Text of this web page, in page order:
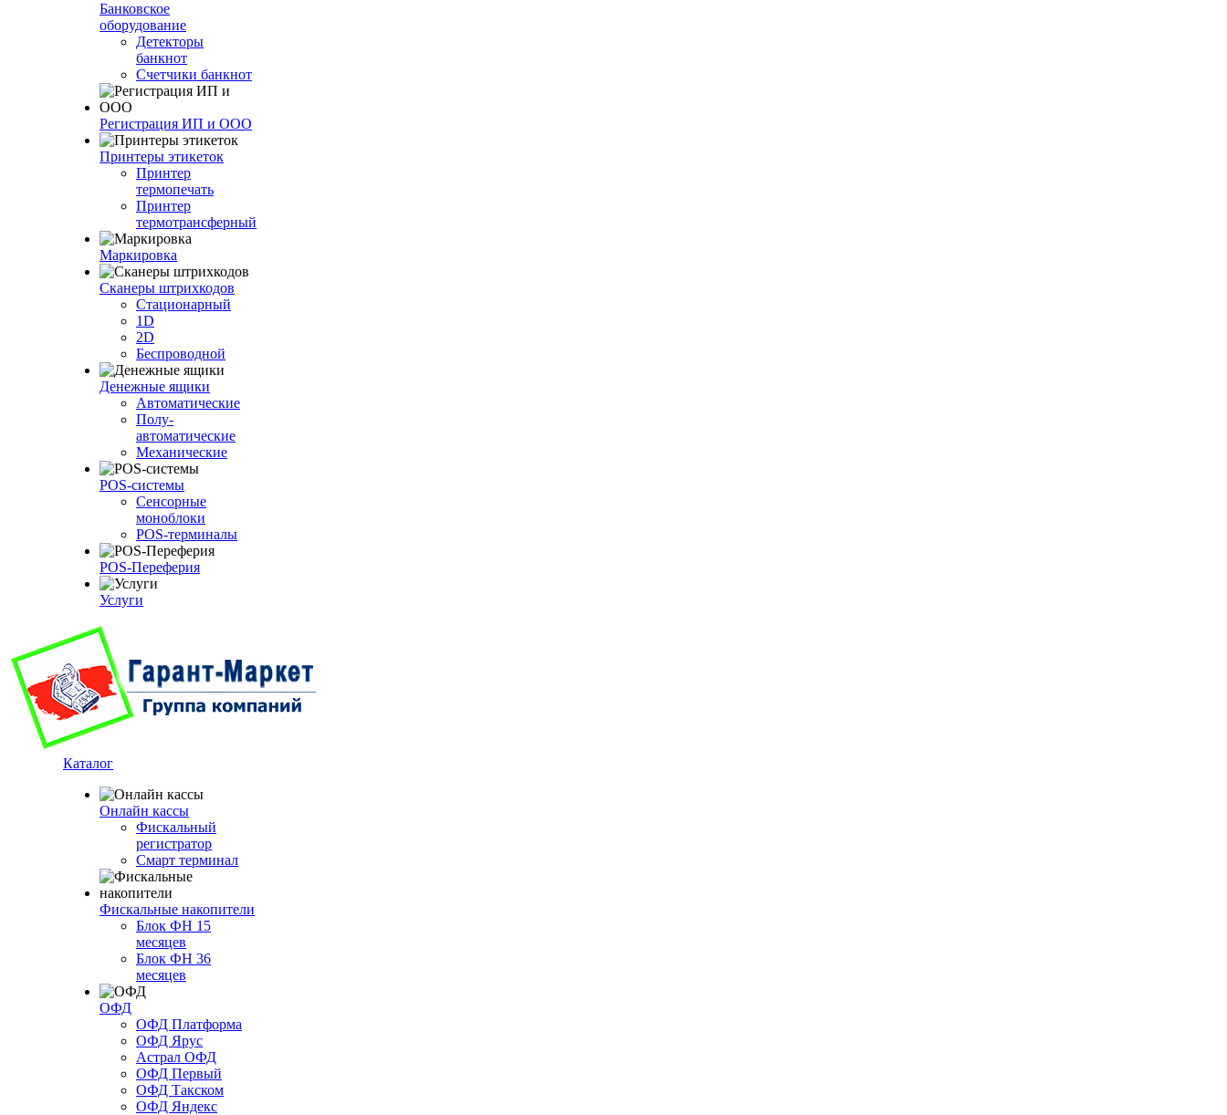
Банковское
оборудование
Детекторы
банкнот
Счетчики банкнот
Регистрация ИП и ООО
Принтеры этикеток
Принтер
термопечать
Принтер
термотрансферный
Маркировка
Сканеры штрихкодов
Стационарный
1D
2D
Беспроводной
Денежные ящики
Автоматические
Полу-
автоматические
Механические
POS-системы
Сенсорные
моноблоки
POS-терминалы
POS-Переферия
Услуги
Каталог
Онлайн кассы
Фискальный
регистратор
Смарт терминал
Фискальные накопители
Блок ФН 15
месяцев
Блок ФН 36
месяцев
ОФД
ОФД Платформа
ОФД Ярус
Астрал ОФД
ОФД Первый
ОФД Такском
ОФД Яндекс